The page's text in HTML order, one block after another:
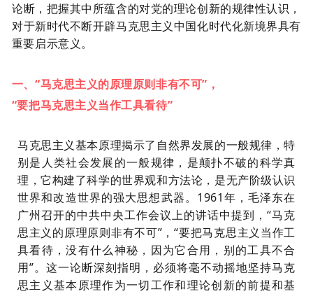
论断，把握其中所蕴含的对党的理论创新的规律性认识，
对于新时代不断开辟马克思主义中国化时代化新境界具有
重要启示意义。
一、“马克思主义的原理原则非有不可”，
“要把马克思主义当作工具看待”
马克思主义基本原理揭示了自然界发展的一般规律，特
别是人类社会发展的一般规律，是颠扑不破的科学真
理，它构建了科学的世界观和方法论，是无产阶级认识
世界和改造世界的强大思想武器。 1961年，毛泽东在
广州召开的中共中央工作会议上的讲话中提到，“马克
思主义的原理原则非有不可”，“要把马克思主义当作工
具看待，没有什么神秘，因为它合用，别的工具不合
用”。这一论断深刻指明，必须将毫不动摇地坚持马克
思主义基本原理作为一切工作和理论创新的前提和基